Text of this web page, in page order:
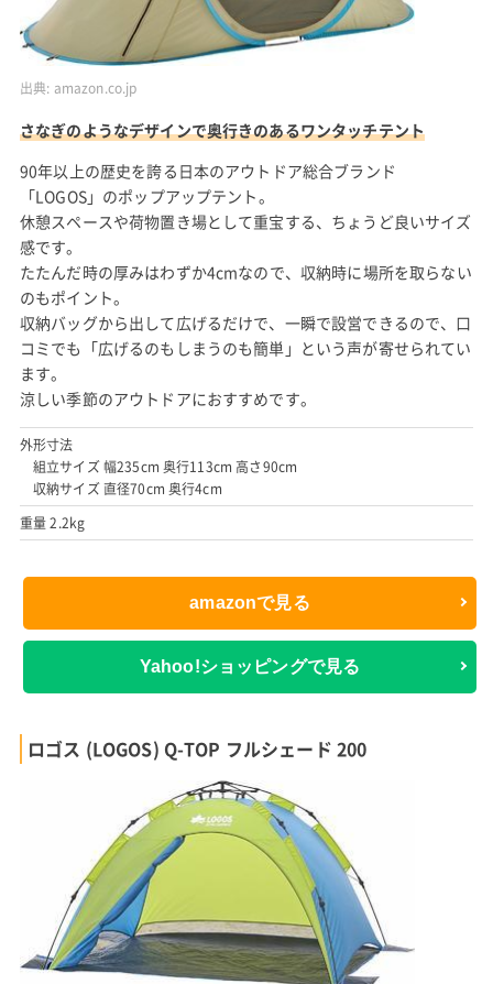
出典: amazon.co.jp
さなぎのようなデザインで奥行きのあるワンタッチテント
90年以上の歴史を誇る日本のアウトドア総合ブランド
「LOGOS」のポップアップテント。
休憩スペースや荷物置き場として重宝する、ちょうど良いサイズ
感です。
たたんだ時の厚みはわずか4cmなので、収納時に場所を取らない
のもポイント。
収納バッグから出して広げるだけで、一瞬で設営できるので、口
コミでも「広げるのもしまうのも簡単」という声が寄せられてい
ます。
涼しい季節のアウトドアにおすすめです。
外形寸法
組立サイズ 幅235cm 奥行113cm 高さ90cm
収納サイズ 直径70cm 奥行4cm
重量 2.2kg
amazonで見る
Yahoo!ショッピングで見る
ロゴス (LOGOS) Q-TOP フルシェード 200